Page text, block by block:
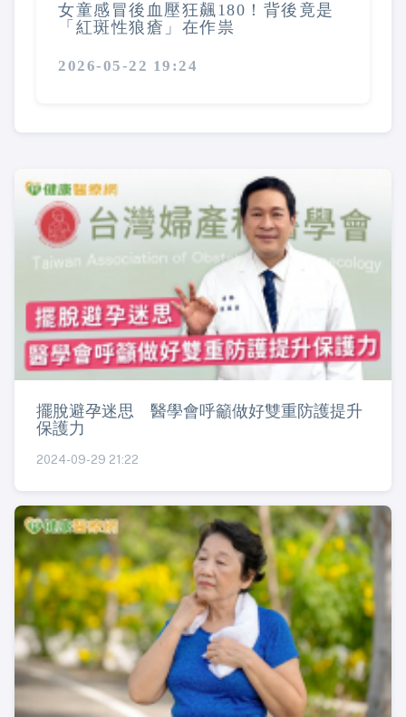
女童感冒後血壓狂飆180！背後竟是
「紅斑性狼瘡」在作祟
2026-05-22 19:24
擺脫避孕迷思 醫學會呼籲做好雙重防護提升
保護力
2024-09-29 21:22